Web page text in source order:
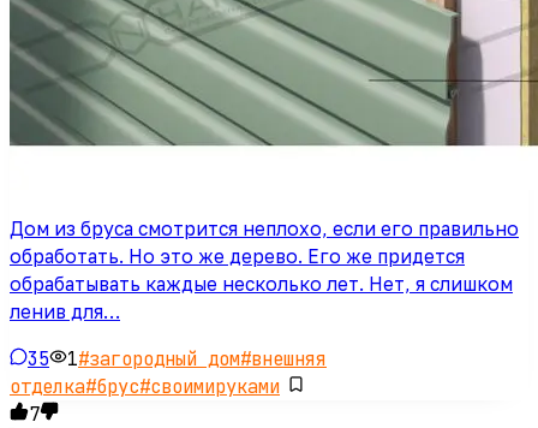
Дом из бруса смотрится неплохо, если его правильно
обработать. Но это же дерево. Его же придется
обрабатывать каждые несколько лет. Нет, я слишком
ленив для…
35 1#загородный дом#внешняя
отделка#брус#своимируками
7